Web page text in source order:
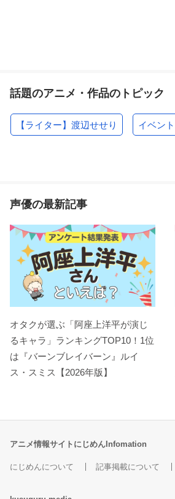
話題のアニメ・作品のトピック
【ライター】渡辺せせり イベント
声優の最新記事
オタクが選ぶ「阿座上洋平が演じ
るキャラ」ランキングTOP10！1位
は『バーンブレイバーン』ルイ
ス・スミス【2026年版】
アニメ情報サイトにじめんInfomation
にじめんについて 記事掲載について